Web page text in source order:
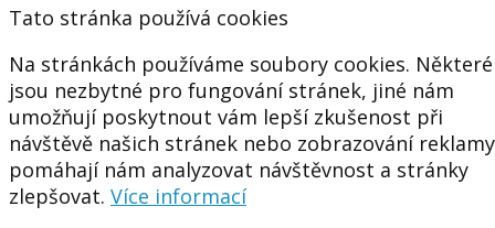
Tato stránka používá cookies
Na stránkách používáme soubory cookies. Některé
jsou nezbytné pro fungování stránek, jiné nám
umožňují poskytnout vám lepší zkušenost při
návštěvě našich stránek nebo zobrazování
pomáhají nám analyzovat návštěvnost a stránky
zlepšovat. Více informací